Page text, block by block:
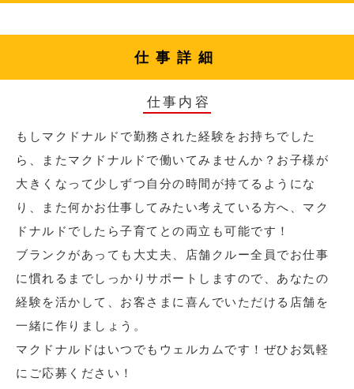
仕事詳細
仕事内容
もしマクドナルドで勤務された経験をお持ちでした
ら、またマクドナルドで働いてみませんか？お子様が
大きくなって少しずつ自分の時間が持てるようにな
り、また何かお仕事してみたい考えている方へ、マク
ドナルドでしたら子育てとの両立も可能です！
ブランクがあっても大丈夫、店舗クルー全員でお仕事
に慣れるまでしっかりサポートしますので、あなたの
経験を活かして、お客さまに喜んでいただける店舗を
一緒に作りましょう。
マクドナルドはいつでもウェルカムです！ぜひお気軽
にご応募ください！